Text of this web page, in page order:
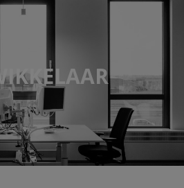
op basis van geconfigureerde
binnen projecten bij toonaangevende
informatie?